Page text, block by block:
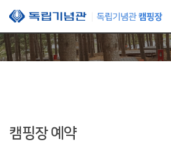
본문 바로가기
캠핑장 예약